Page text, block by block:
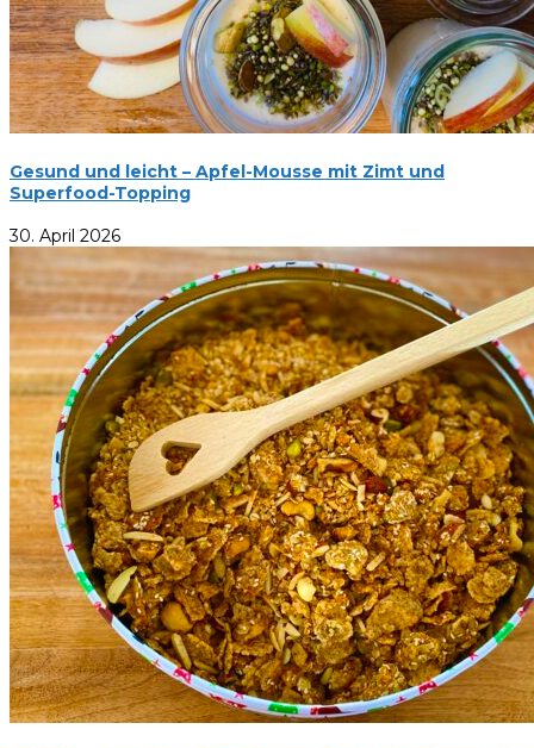
Gesund und leicht – Apfel-Mousse mit Zimt und
Superfood-Topping
30. April 2026